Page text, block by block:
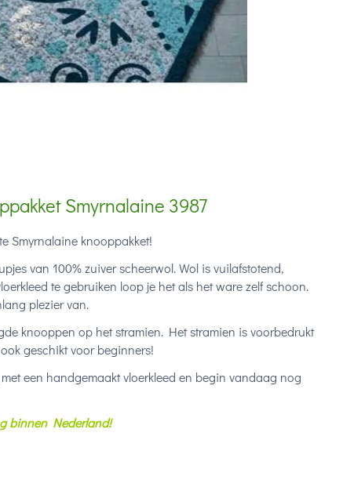
Smyrnalaine 3987
Smyrnalaine knooppakket!
van 100% zuiver scheerwol. Wol is vuilafstotend,
te gebruiken loop je het als het ware zelf schoon.
plezier van.
knooppen op het stramien. Het stramien is voorbedrukt
geschikt voor beginners!
een handgemaakt vloerkleed en begin vandaag nog
binnen Nederland!